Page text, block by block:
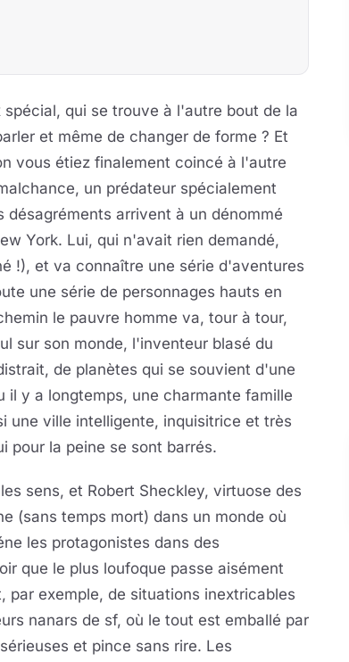
qui se trouve à l'autre bout de la
et même de changer de forme ? Et
vous étiez finalement coincé à l'autre
un prédateur spécialement
arrivent à un dénommé
York. Lui, qui n'avait rien demandé,
!), et va connaître une série d'aventures
une série de personnages hauts en
le pauvre homme va, tour à tour,
sur son monde, l'inventeur blasé du
de planètes qui se souvient d'une
y a longtemps, une charmante famille
une ville intelligente, inquisitrice et très
pour la peine se sont barrés.
sens, et Robert Sheckley, virtuose des
(sans temps mort) dans un monde où
les protagonistes dans des
que le plus loufoque passe aisément
par exemple, de situations inextricables
nanars de sf, où le tout est emballé par
et pince sans rire. Les